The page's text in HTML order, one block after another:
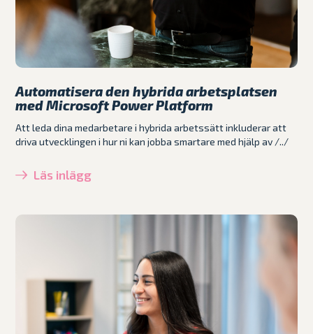
Automatisera den hybrida arbetsplatsen
med Microsoft Power Platform
Att leda dina medarbetare i hybrida arbetssätt inkluderar att
driva utvecklingen i hur ni kan jobba smartare med hjälp av /../
Läs inlägg